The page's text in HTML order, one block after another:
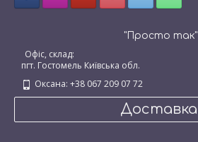
"Просто так"
Офіс, склад:
пгт. Гостомель Київська обл.
Оксана: +38 067 209 07 72
Доставка